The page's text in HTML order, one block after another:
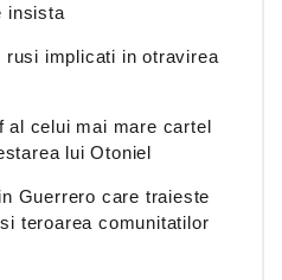
insista
rusi implicati in otravirea
al celui mai mare cartel
lui Otoniel
Guerrero care traieste
teroarea comunitatilor